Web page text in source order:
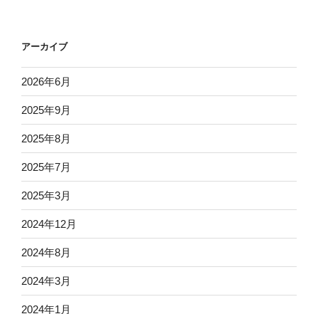
アーカイブ
2026年6月
2025年9月
2025年8月
2025年7月
2025年3月
2024年12月
2024年8月
2024年3月
2024年1月